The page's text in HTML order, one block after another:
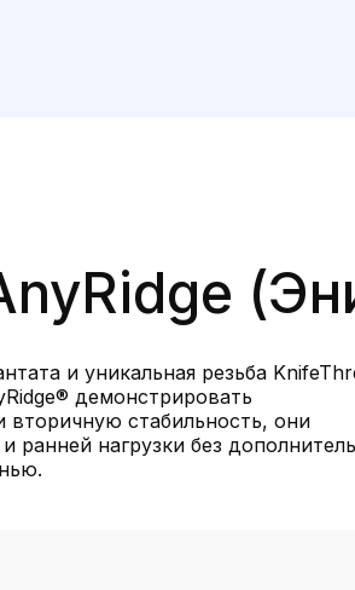
и уникальная резьба
демонстрировать
стабильность, они
ранней нагрузки без